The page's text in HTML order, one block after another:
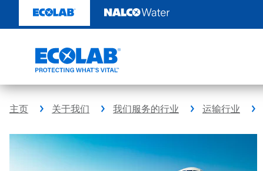
至
主页 关于我们 我们服务的行业 运输行业